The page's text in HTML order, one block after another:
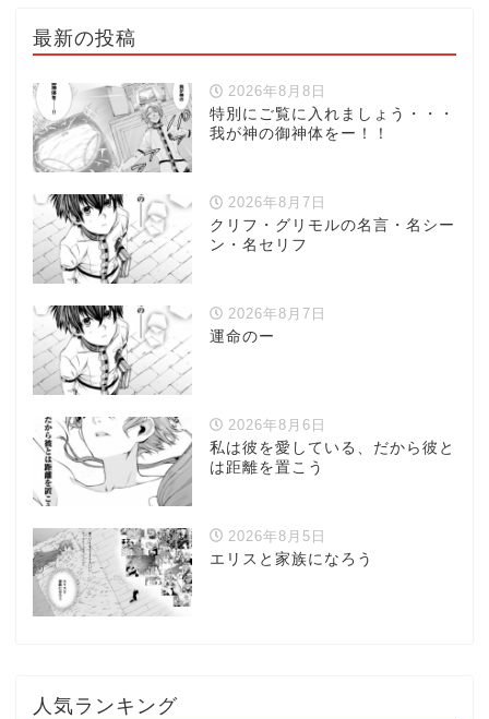
最新の投稿
2026年8月8日
特別にご覧に入れましょう・・・
我が神の御神体をー！！
2026年8月7日
クリフ・グリモルの名言・名シー
ン・名セリフ
2026年8月7日
運命のー
2026年8月6日
私は彼を愛している、だから彼と
は距離を置こう
2026年8月5日
エリスと家族になろう
人気ランキング